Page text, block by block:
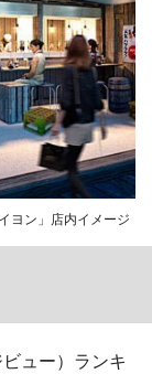
ヨン」店内イメージ
ュー）ランキ